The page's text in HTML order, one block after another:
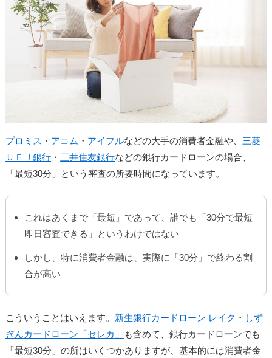
プロミス ・ アコム ・ アイフルなどの大手の消費者金融や、 三菱
ＵＦＪ銀行 ・ 三井住友銀行などの銀行カードローンの場合、
「最短30分」という審査の所要時間になっています。
これはあくまで「最短」であって、誰でも「30分で最短
即日審査できる」というわけではない
しかし、特に消費者金融は、実際に「30分」で終わる割
合が高い
こういうことはいえます。 新生銀行カードローン レイク ・ しず
ぎんカードローン「セレカ」
も含めて、銀行カードローンでも
「最短30分」の所はいくつかありますが、基本的には消費者金